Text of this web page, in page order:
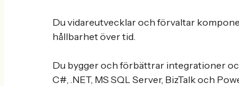
Du vidareutvecklar och förvaltar
hållbarhet över tid.
Du bygger och förbättrar integrationer
C#, .NET, MS SQL Server, BizTalk och